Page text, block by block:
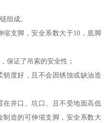
组成。
支脚，安全系数大于10，底脚
保证了吊索的安全性；
度好，且不会因锈蚀或缺油造
井口、坑口、且不受地面高低
造的可伸缩支脚，安全系数大